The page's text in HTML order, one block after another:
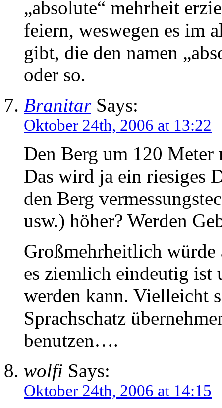
„absolute“ mehrheit
feiern, weswegen es im
gibt, die den namen
oder so.
BranitarSays:
Oktober 24th, 2006 at 13:22
Den Berg um 120 Meter
Das wird ja ein riesiges
den Berg
usw.) höher? Werden
Großmehrheitlich
es ziemlich eindeutig
werden kann. Vielleicht
Sprachschatz
benutzen….
wolfi Says:
Oktober 24th, 2006 at 14:15